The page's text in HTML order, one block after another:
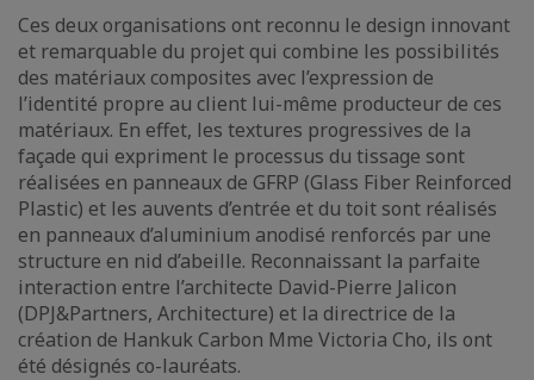
Ces deux organisations ont reconnu le design innovant
et remarquable du projet qui combine les possibilités
des matériaux composites avec l’expression de
l’identité propre au client lui-même producteur de ces
matériaux. En effet, les textures progressives de la
façade qui expriment le processus du tissage sont
réalisées en panneaux de GFRP (Glass Fiber Reinforced
Plastic) et les auvents d’entrée et du toit sont réalisés
en panneaux d’aluminium anodisé renforcés par une
structure en nid d’abeille. Reconnaissant la parfaite
interaction entre l’architecte David-Pierre Jalicon
(DPJ&Partners, Architecture) et la directrice de la
création de Hankuk Carbon Mme Victoria Cho, ils ont
été désignés co-lauréats.